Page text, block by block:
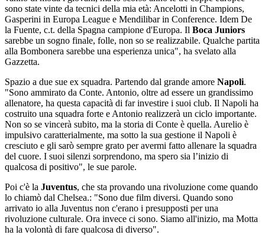
sono state vinte da tecnici della mia età: Ancelotti in Champions,
Gasperini in Europa League e Mendilibar in Conference. Idem De
la Fuente, c.t. della Spagna campione d'Europa. Il Boca Juniors
sarebbe un sogno finale, folle, non so se realizzabile. Qualche partita
alla Bombonera sarebbe una esperienza unica", ha svelato alla
Gazzetta.
Spazio a due sue ex squadra. Partendo dal grande amore Napoli.
"Sono ammirato da Conte. Antonio, oltre ad essere un grandissimo
allenatore, ha questa capacità di far investire i suoi club. Il Napoli ha
costruito una squadra forte e Antonio realizzerà un ciclo importante.
Non so se vincerà subito, ma la storia di Conte è quella. Aurelio è
impulsivo caratterialmente, ma sotto la sua gestione il Napoli è
cresciuto e gli sarò sempre grato per avermi fatto allenare la squadra
del cuore. I suoi silenzi sorprendono, ma spero sia l’inizio di
qualcosa di positivo", le sue parole.
Poi c'è la Juventus, che sta provando una rivoluzione come quando
lo chiamò dal Chelsea.: "Sono due film diversi. Quando sono
arrivato io alla Juventus non c'erano i presupposti per una
rivoluzione culturale. Ora invece ci sono. Siamo all'inizio, ma Motta
ha la volontà di fare qualcosa di diverso".